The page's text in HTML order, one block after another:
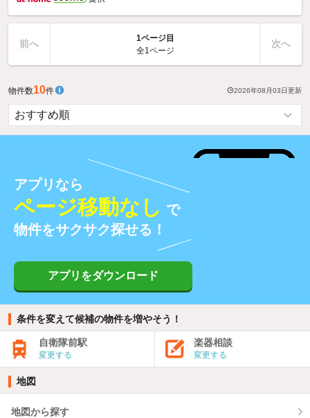
前へ
1ページ目
全1ページ
次へ
物件数10件 2026年08月03日更新
アプリなら
ページ移動なし で
物件をサクサク探せる！
アプリをダウンロード
条件を変えて候補の物件を増やそう！
自衛隊前駅
変更する
楽器相談
変更する
地図
地図から探す